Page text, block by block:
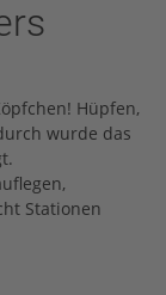
Hüpfen,
wurde das
Stationen